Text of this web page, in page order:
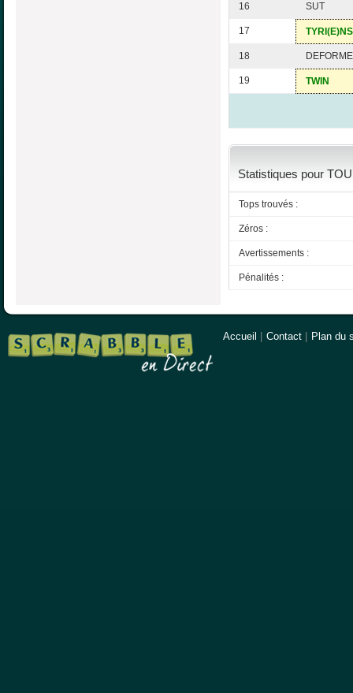
16 SUT
17 TYRI(E)NS
18
19 TWIN
Statistiques pour
Tops trouvés :
Zéros :
Avertissements :
Pénalités :
Accueil Contact Plan du